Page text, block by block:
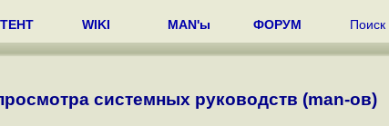
WIKI MAN'ы ФОРУМ Поиск
системных руководств (man-ов)